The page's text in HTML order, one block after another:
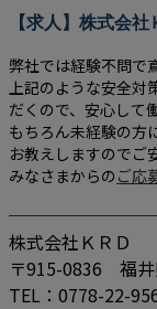
【求人】株式会
弊社では経験不問で
上記のような安全対
だくので、安心して
もちろん未経験の方
お教えしますのでご
みなさまからの ご応
株式会社ＫＲＤ
〒915-0836 福井
TEL：0778-22-